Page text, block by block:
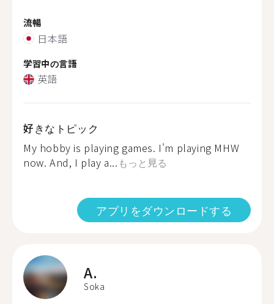
流暢
日本語
学習中の言語
英語
好きなトピック
My hobby is playing games. I'm playing MHW
now. And, I play a... もっと見る
アプリをダウンロードする
A.
Soka